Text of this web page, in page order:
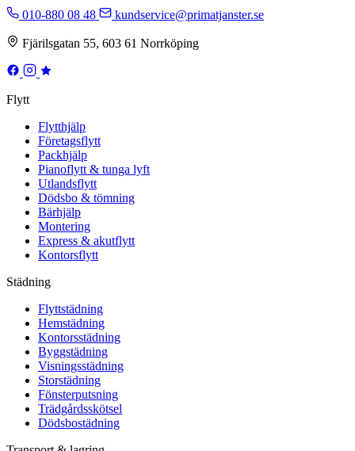
010-880 08 48 kundservice@primatjanster.se
Fjärilsgatan 55, 603 61 Norrköping
Flytt
Flytthjälp
Företagsflytt
Packhjälp
Pianoflytt & tunga lyft
Utlandsflytt
Dödsbo & tömning
Bärhjälp
Montering
Express & akutflytt
Kontorsflytt
Städning
Flyttstädning
Hemstädning
Kontorsstädning
Byggstädning
Visningsstädning
Storstädning
Fönsterputsning
Trädgårdsskötsel
Dödsbostädning